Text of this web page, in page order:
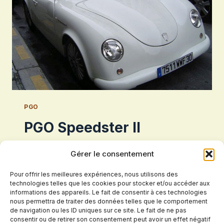
Gérer le consentement
Pour offrir les meilleures expériences, nous utilisons des
technologies telles que les cookies pour stocker et/ou accéder aux
informations des appareils. Le fait de consentir à ces technologies
nous permettra de traiter des données telles que le comportement
de navigation ou les ID uniques sur ce site. Le fait de ne pas
consentir ou de retirer son consentement peut avoir un effet négatif
PGO
PGO Speedster II
4 février 2025
PGO Speedster II
LIRE LA SUITEPGO
SPEEDSTER
II